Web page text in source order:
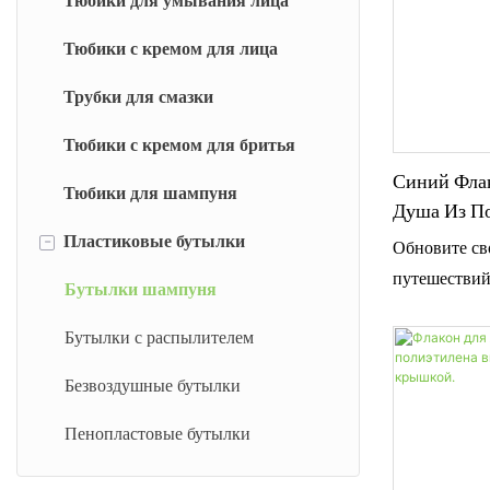
Тюбики с кремом для лица
Трубки для смазки
Тюбики с кремом для бритья
Тюбики для шампуня
- Пластиковые бутылки
Бутылки шампуня
Бутылки с распылителем
Безвоздушные бутылки
Пенопластовые бутылки
гребню и
для
премиум-
корням
точность
Синий
Душа Из
Крышкой,
Обновите
высокой
прочному
упаковка
точное